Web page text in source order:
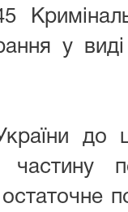
у
до
частину